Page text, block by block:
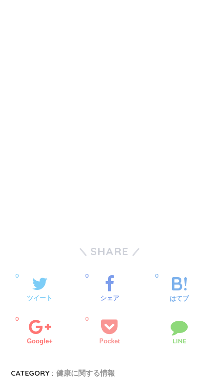
SHARE
ツイート
0
シェア
0
はてブ
0
Google+
0
Pocket
0
LINE
CATEGORY : 健康に関する情報